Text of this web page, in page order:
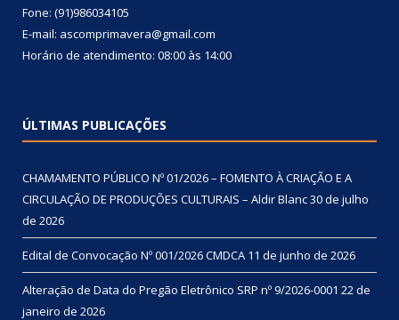
Fone: (91)986034105
E-mail: ascomprimavera@gmail.com
Horário de atendimento: 08:00 às 14:00
ÚLTIMAS PUBLICAÇÕES
CHAMAMENTO PÚBLICO Nº 01/2026 – FOMENTO À CRIAÇÃO E A
CIRCULAÇÃO DE PRODUÇÕES CULTURAIS – Aldir Blanc30 de julho
de 2026
Edital de Convocação Nº 001/2026 CMDCA 11 de junho de 2026
Alteração de Data do Pregão Eletrônico SRP nº 9/2026-0001 22 de
janeiro de 2026